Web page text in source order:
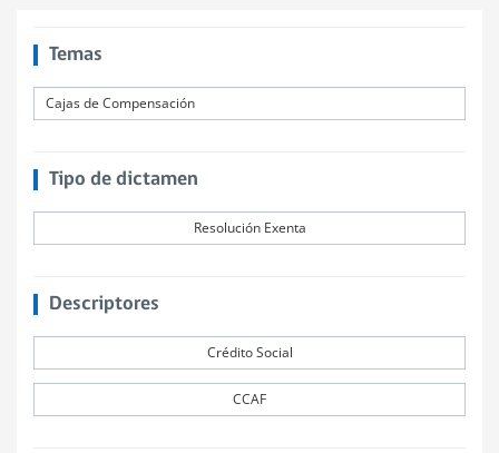
Temas
Cajas de Compensación
Tipo de dictamen
Resolución Exenta
Descriptores
Crédito Social
CCAF